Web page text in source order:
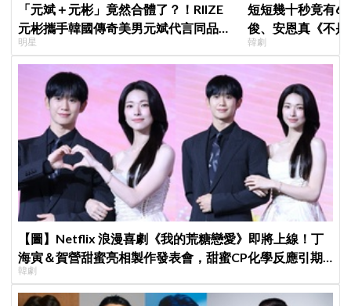
「元斌＋元彬」竟然合體了？！RIIZE
元彬攜手韓國傳奇美男元斌代言同品
牌，韓網瘋喊：兩個帥哥來了！
明星
短短幾十秒竟有6
俊、安恩真《不
公開，網友直呼
韓劇
【圖】Netflix 浪漫喜劇《我的荒糖戀愛》即將上線！丁
海寅＆賀營甜蜜亮相製作發表會，甜蜜CP化學反應引期
待
韓劇